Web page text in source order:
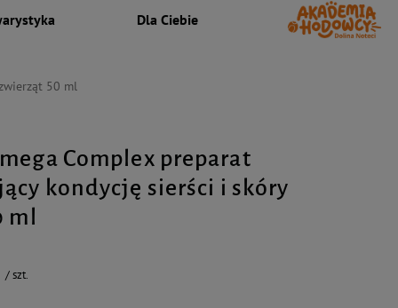
Dla Ciebie
50 ml
Complex preparat
kondycję sierści i skóry
ml
/szt.